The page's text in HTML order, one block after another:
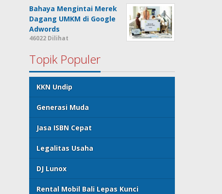
Bahaya Mengintai Merek
Dagang UMKM di Google
Adwords
46022 Dilihat
Topik Populer
KKN Undip
Generasi Muda
Jasa ISBN Cepat
Legalitas Usaha
DJ Lunox
Rental Mobil Bali Lepas Kunci